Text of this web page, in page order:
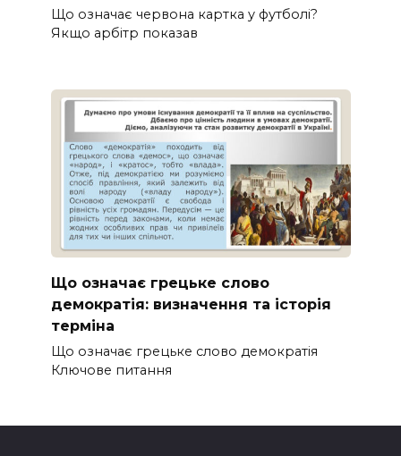
Що означає червона картка у футболі?
Якщо арбітр показав
Що означає грецьке слово
демократія: визначення та історія
терміна
Що означає грецьке слово демократія
Ключове питання